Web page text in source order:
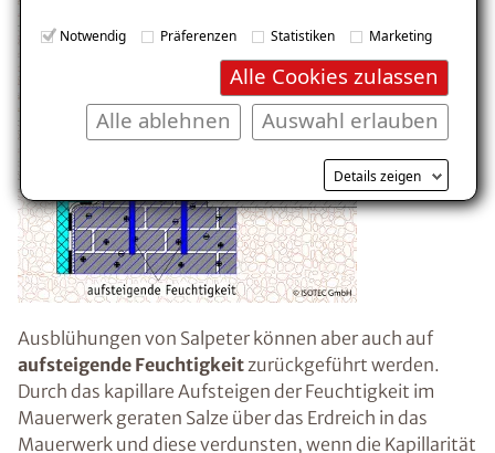
Notwendig Präferenzen Statistiken Marketing
Alle Cookies zulassen
Auswahl erlauben
Alle ablehnen
Details zeigen
Ausblühungen von Salpeter können aber auch auf
aufsteigende Feuchtigkeitzurückgeführt werden.
Durch das kapillare Aufsteigen der Feuchtigkeit im
Mauerwerk geraten Salze über das Erdreich in das
Mauerwerk und diese verdunsten, wenn die Kapillarität
E-Mail eingeben
Kostenlosen Ratgeber anfordern
Voraussetzung für den Erhalt des kostenfreien
Ratgebers ist die Anmeldung zu unserem Newsletter.